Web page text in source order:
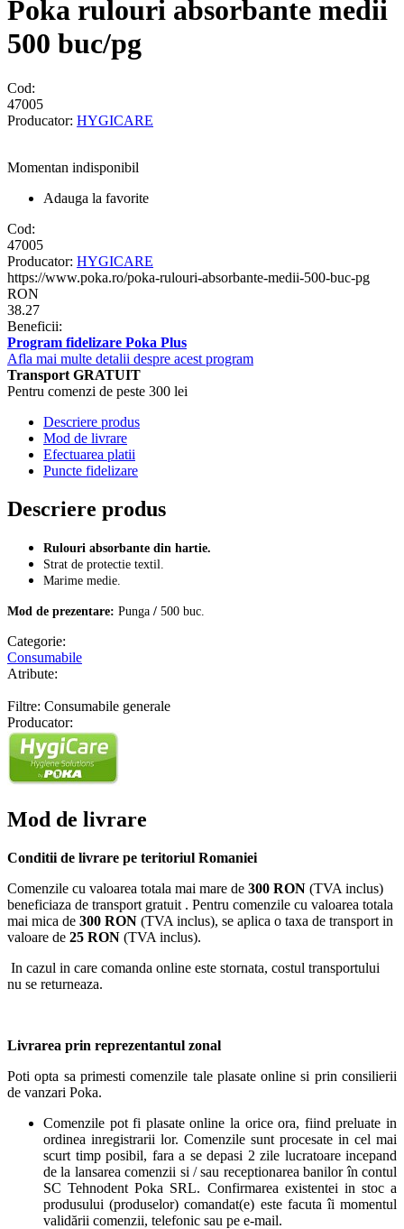
Poka rulouri absorbante medii
500 buc/pg
Cod:
47005
Producator: HYGICARE
Momentan indisponibil
Adauga la favorite
Cod:
47005
Producator: HYGICARE
https://www.poka.ro/poka-rulouri-absorbante-medii-500-buc-pg
RON
38.27
Beneficii:
Program fidelizare Poka Plus
Afla mai multe detalii despre acest program
Transport GRATUIT
Pentru comenzi de peste 300 lei
Descriere produs
Mod de livrare
Efectuarea platii
Puncte fidelizare
Descriere produs
Rulouri absorbante din hartie.
Strat de protectie textil.
Marime medie.
Mod de prezentare: Punga / 500 buc.
Categorie:
Consumabile
Atribute:
Filtre: Consumabile generale
Producator:
Mod de livrare
Conditii de livrare pe teritoriul Romaniei
Comenzile cu valoarea totala mai mare de 300 RON (TVA inclus)
beneficiaza de transport gratuit . Pentru comenzile cu valoarea totala
mai mica de 300 RON (TVA inclus), se aplica o taxa de transport in
valoare de 25 RON (TVA inclus).
In cazul in care comanda online este stornata, costul transportului
nu se returneaza.
Livrarea prin reprezentantul zonal
Poti opta sa primesti comenzile tale plasate online si prin consilierii
de vanzari Poka.
Comenzile pot fi plasate online la orice ora, fiind preluate in
ordinea inregistrarii lor. Comenzile sunt procesate in cel mai
scurt timp posibil, fara a se depasi 2 zile lucratoare incepand
de la lansarea comenzii si / sau receptionarea banilor în contul
SC Tehnodent Poka SRL. Confirmarea existentei in stoc a
produsului (produselor) comandat(e) este facuta îi momentul
validării comenzii, telefonic sau pe e-mail.